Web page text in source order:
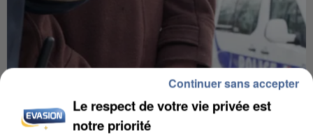
Le respect de votre vie privée est
notre priorité
Continuer sans accepter